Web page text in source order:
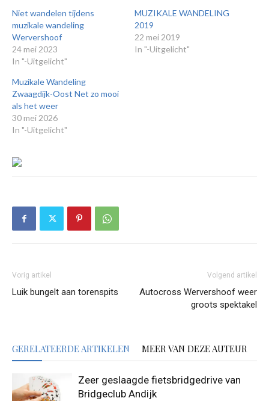
Niet wandelen tijdens
muzikale wandeling
Wervershoof
24 mei 2023
In "-Uitgelicht"
MUZIKALE WANDELING
2019
22 mei 2019
In "-Uitgelicht"
Muzikale Wandeling
Zwaagdijk-Oost Net zo mooi
als het weer
30 mei 2026
In "-Uitgelicht"
Vorig artikel
Luik bungelt aan torenspits
Volgend artikel
Autocross Wervershoof weer
groots spektakel
GERELATEERDE ARTIKELEN MEER VAN DEZE AUTEUR
Zeer geslaagde fietsbridgedrive van
Bridgeclub Andijk